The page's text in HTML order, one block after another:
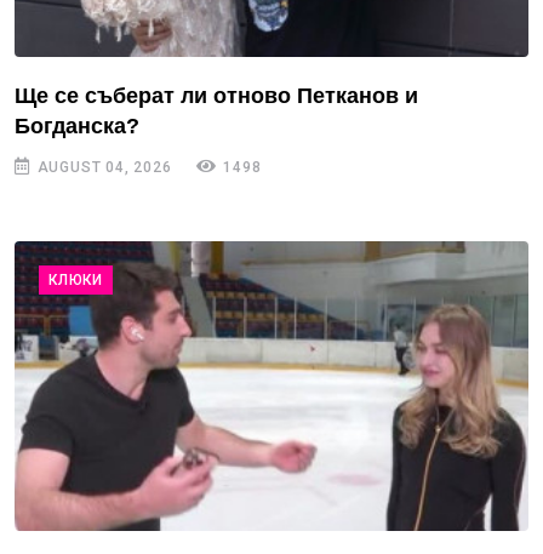
Ще се съберат ли отново Петканов и
Богданска?
AUGUST 04, 2026 1498
КЛЮКИ